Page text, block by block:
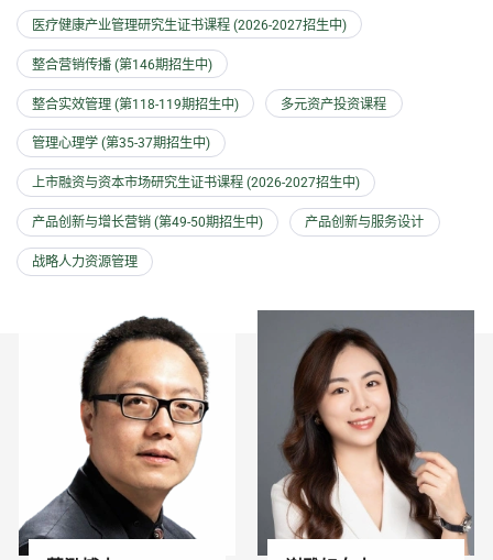
医疗健康产业管理研究生证书课程 (2026-2027招生中)
整合营销传播 (第146期招生中)
整合实效管理 (第118-119期招生中) 多元资产投资课程
管理心理学 (第35-37期招生中)
上市融资与资本市场研究生证书课程 (2026-2027招生中)
产品创新与增长营销 (第49-50期招生中) 产品创新与服务设计
战略人力资源管理